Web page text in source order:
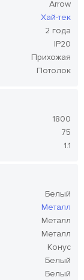
Arrow
Хай-тек
2 года
IP20
Прихожая
Потолок
1800
75
1.1
Белый
Металл
Металл
Металл
Конус
Белый
Белый